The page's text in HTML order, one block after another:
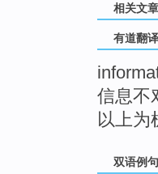
相关文章
有道翻译
信息不
以上为
双语例句